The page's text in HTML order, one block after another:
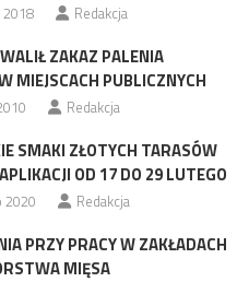
Redakcja
ZAKAZ PALENIA
MIEJSCACH PUBLICZNYCH
Redakcja
SMAKI ZŁOTYCH TARASÓW
OD 17 DO 29 LUTEGO
2020 Redakcja
PRZY PRACY W ZAKŁADACH
MIĘSA